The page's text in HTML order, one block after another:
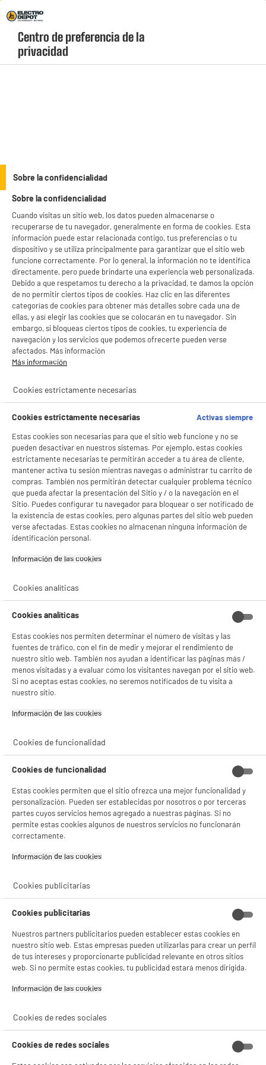
Menú
geolocation-header-icon-text
account
29€96
Características
Marca ARTHUR MARTIN
Tipo de producto Cacerola
Colores Acero Inoxidable
Mango extraíble
Compatibilidad
Todo Tipo De Placas, Entre
Lavables en lavavajillas Sí
Características adicionales
Productos con pico vertedor
jabonosa y/o con vinagre.
Dimensiones del producto
AL 40 cm x AN 20 cm x PR 20
cm
Dimensiones paquete
AL 40 cm x AN 20 cm x PR 20
Nombre del fabricante,
Rechazar todas
BIENVENIDO a ELECTRO
DEPOT
Con el fin de mejorar tu experiencia, y tras tu consentimiento, ELECTRO DEPOT
y sus socios utilizan cookies que procesan tus datos personales para:
- compartir contenido adaptado a tus preferencias
- ofrecer publicidad y comunicaciones personalizadas
- facilitar el intercambio de contenido en las redes sociales
- analizar el tráfico en nuestro sitio web Consulta la política de cookies.
Consulta la política de cookies. .
Si aceptas, la experiencia será aún mejor. Si no acepta, se utilizarán cookies
estadísticas anónimas basadas en tu navegación. Puedes oponerte a su uso
¡Buena visita!
Centro de preferencia de la
privacidad
Sobre la confidencialidad
Sobre la confidencialidad
Cuando visitas un sitio web, los datos pueden almacenarse o
recuperarse de tu navegador, generalmente en forma de cookies. Esta
información puede estar relacionada contigo, tus preferencias o tu
dispositivo y se utiliza principalmente para garantizar que el sitio web
funcione correctamente. Por lo general, la información no te identifica
directamente, pero puede brindarte una experiencia web personalizada.
Debido a que respetamos tu derecho a la privacidad, te damos la opción
de no permitir ciertos tipos de cookies. Haz clic en las diferentes
categorías de cookies para obtener más detalles sobre cada una de
ellas, y así elegir las cookies que se colocarán en tu navegador. Sin
embargo, si bloqueas ciertos tipos de cookies, tu experiencia de
navegación y los servicios que podemos ofrecerte pueden verse
afectados. Más información
Más información
Cookies estrictamente necesarias
Cookies estrictamente necesarias
Activas siempre
Estas cookies son necesarias para que el sitio web funcione y no se
pueden desactivar en nuestros sistemas. Por ejemplo, estas cookies
estrictamente necesarias te permitirán acceder a tu área de cliente,
mantener activa tu sesión mientras navegas o administrar tu carrito de
compras. También nos permitirán detectar cualquier problema técnico
que pueda afectar la presentación del Sitio y / o la navegación en el
Sitio. Puedes configurar tu navegador para bloquear o ser notificado de
la existencia de estas cookies, pero algunas partes del sitio web pueden
verse afectadas. Estas cookies no almacenan ninguna información de
identificación personal.
Información de las cookies‎
Cookies analíticas
Cookies analíticas
Estas cookies nos permiten determinar el número de visitas y las
fuentes de tráfico, con el fin de medir y mejorar el rendimiento de
nuestro sitio web. También nos ayudan a identificar las páginas más /
menos visitadas y a evaluar cómo los visitantes navegan por el sitio web.
Si no aceptas estas cookies, no seremos notificados de tu visita a
nuestro sitio.
Información de las cookies‎
Cookies de funcionalidad
Cookies de funcionalidad
Estas cookies permiten que el sitio ofrezca una mejor funcionalidad y
personalización. Pueden ser establecidas por nosotros o por terceras
partes cuyos servicios hemos agregado a nuestras páginas. Si no
permite estas cookies algunos de nuestros servicios no funcionarán
correctamente.
Información de las cookies‎
Cookies publicitarias
Cookies publicitarias
Nuestros partners publicitarios pueden establecer estas cookies en
nuestro sitio web. Estas empresas pueden utilizarlas para crear un perfil
de tus intereses y proporcionarte publicidad relevante en otros sitios
web. Si no permite estas cookies, tu publicidad estará menos dirigida.
Información de las cookies‎
Cookies de redes sociales
Cookies de redes sociales